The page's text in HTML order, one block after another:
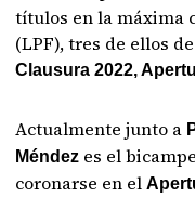
títulos en la máxima
(LPF), tres de ellos
Clausura 2022,
Actualmente junto a
Méndez es el
coronarse en el